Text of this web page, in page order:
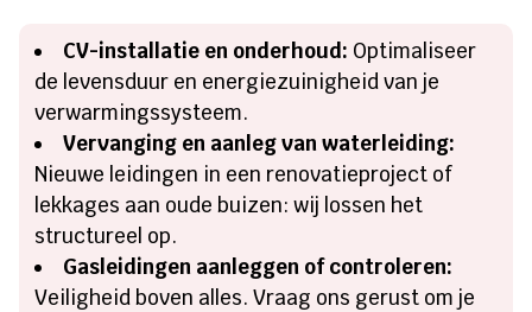
CV-installatie en onderhoud: Optimaliseer
de levensduur en energiezuinigheid van je
verwarmingssysteem.
Vervanging en aanleg van waterleiding:
Nieuwe leidingen in een renovatieproject of
lekkages aan oude buizen: wij lossen het
structureel op.
Gasleidingen aanleggen of controleren:
Veiligheid boven alles. Vraag ons gerust om je